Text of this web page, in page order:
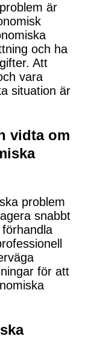
är
och ha
Att
vara
situation är
vidta om
problem
snabbt
för att